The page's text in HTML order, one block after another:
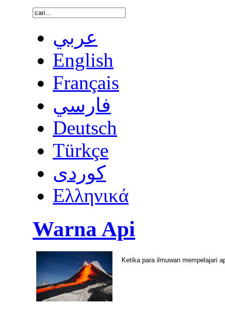
عربي
English
Français
فارسي
Deutsch
Türkçe
كوردى
Ελληνικά
Warna Api
Ketika para ilmuwan mempelajari